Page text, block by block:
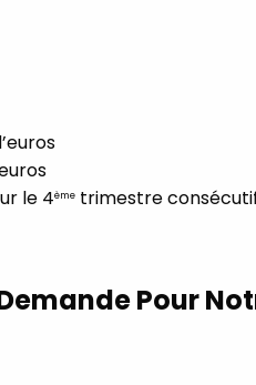
le 4ème trimestre
Pour